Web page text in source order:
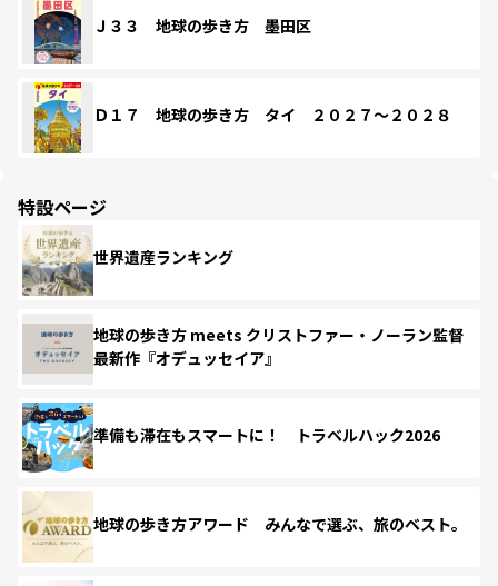
Ｊ３３ 地球の歩き方 墨田区
Ｄ１７ 地球の歩き方 タイ ２０２７～２０２８
特設ページ
世界遺産ランキング
地球の歩き方 meets クリストファー・ノーラン監督
最新作『オデュッセイア』
準備も滞在もスマートに！ トラベルハック2026
地球の歩き方アワード みんなで選ぶ、旅のベスト。